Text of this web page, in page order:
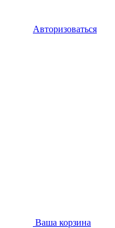
Авторизоваться
Ваша корзина